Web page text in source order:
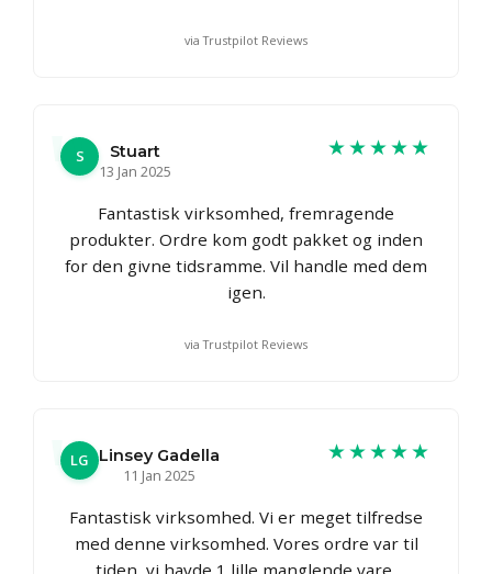
via Trustpilot Reviews
S
Stuart
13 Jan 2025
★★★★★
Fantastisk virksomhed, fremragende
produkter. Ordre kom godt pakket og inden
for den givne tidsramme. Vil handle med dem
igen.
via Trustpilot Reviews
LG
Linsey Gadella
11 Jan 2025
★★★★★
Fantastisk virksomhed. Vi er meget tilfredse
med denne virksomhed. Vores ordre var til
tiden, vi havde 1 lille manglende vare,